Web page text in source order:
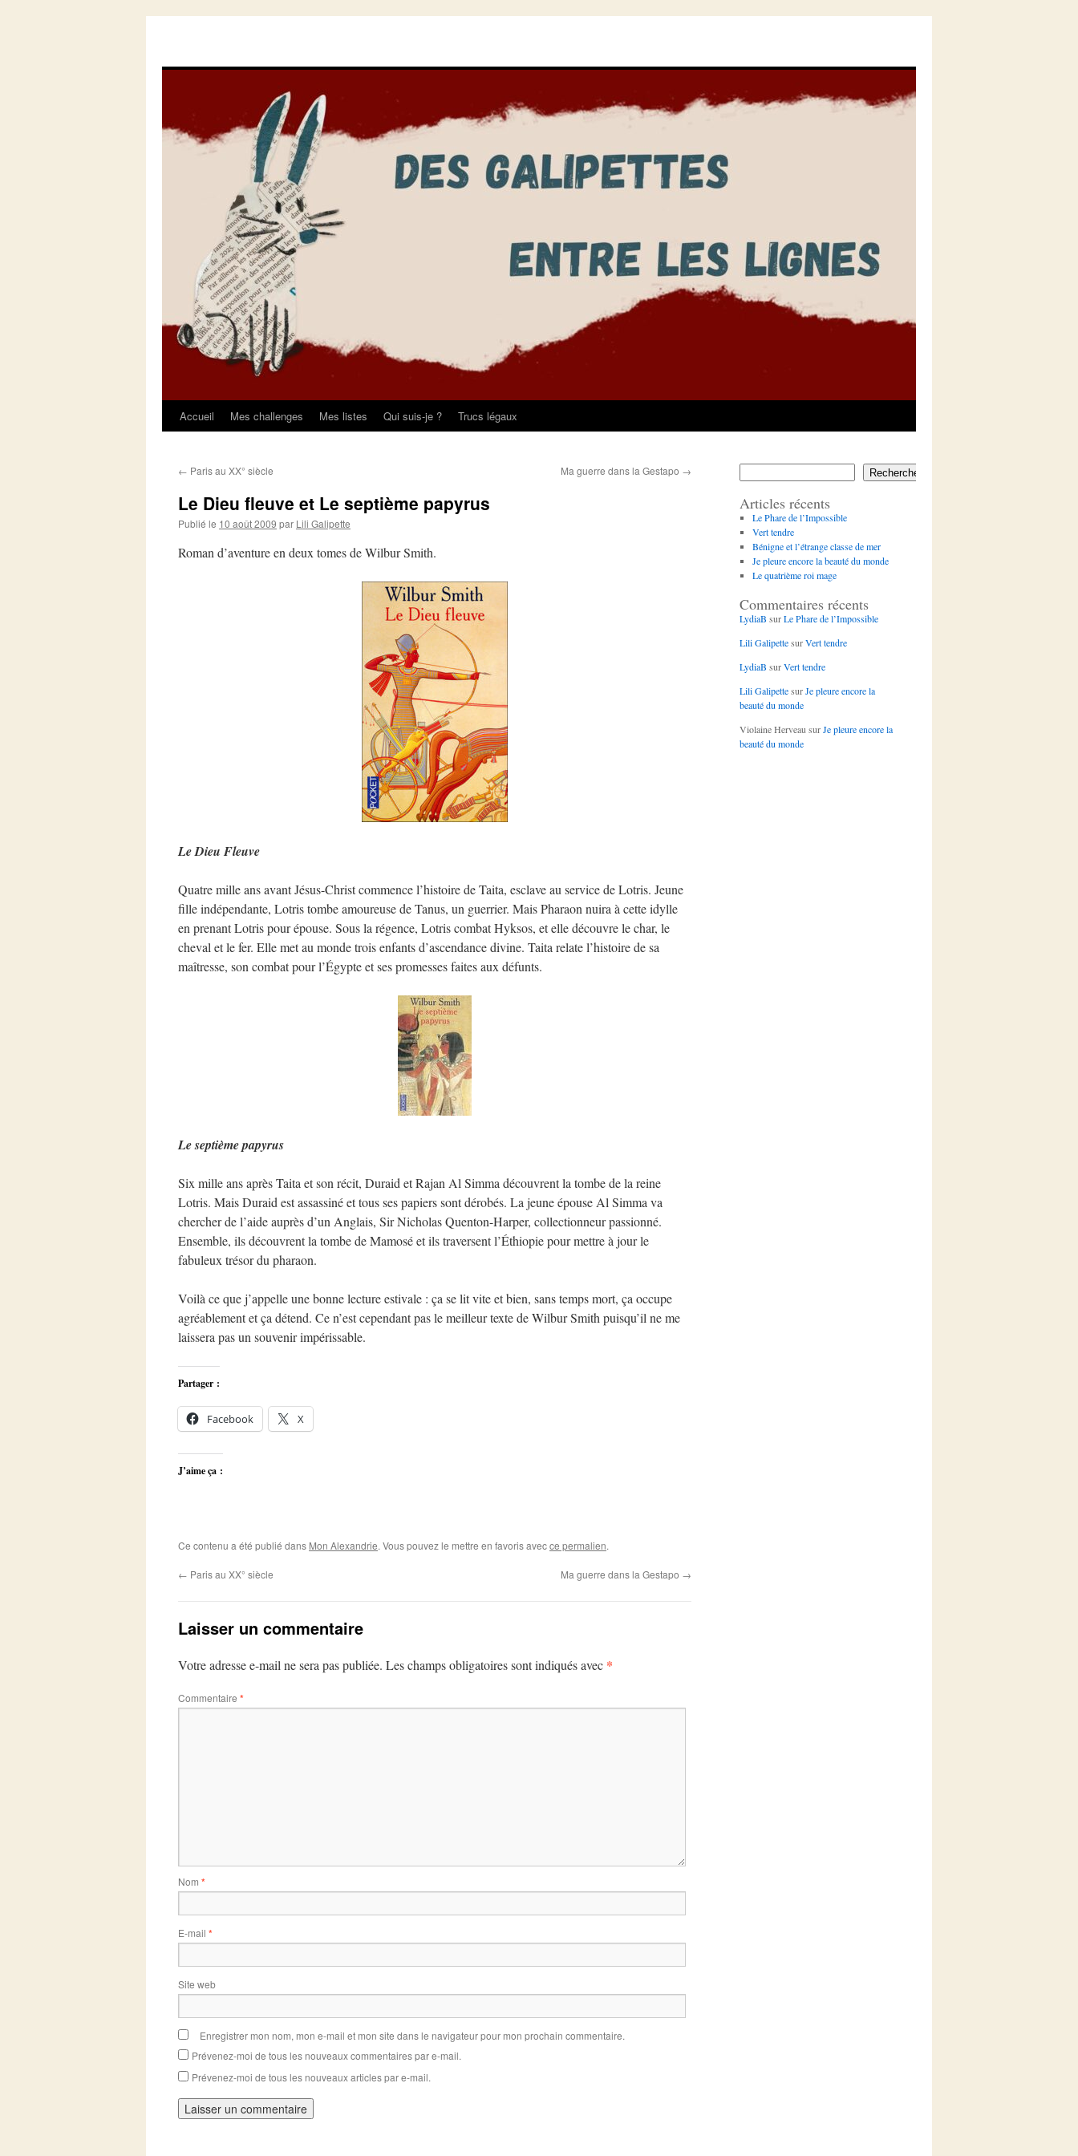
Aller
contenu
Accueil Mes challenges Mes listes Qui suis-je ? Trucs légaux
← Paris au XX° siècle Ma guerre dans la Gestapo →
Le Dieu fleuve et Le septième papyrus
Publié le 10 août 2009 par Lili Galipette
Roman d’aventure en deux tomes de Wilbur Smith.
Le Dieu Fleuve
Quatre mille ans avant Jésus-Christ commence l’histoire de Taita, esclave au service de Lotris. Jeune
fille indépendante, Lotris tombe amoureuse de Tanus, un guerrier. Mais Pharaon nuira à cette idylle
en prenant Lotris pour épouse. Sous la régence, Lotris combat Hyksos, et elle découvre le char, le
cheval et le fer. Elle met au monde trois enfants d’ascendance divine. Taita relate l’histoire de sa
maîtresse, son combat pour l’Égypte et ses promesses faites aux défunts.
Le septième papyrus
Six mille ans après Taita et son récit, Duraid et Rajan Al Simma découvrent la tombe de la reine
Lotris. Mais Duraid est assassiné et tous ses papiers sont dérobés. La jeune épouse Al Simma va
chercher de l’aide auprès d’un Anglais, Sir Nicholas Quenton-Harper, collectionneur passionné.
Ensemble, ils découvrent la tombe de Mamosé et ils traversent l’Éthiopie pour mettre à jour le
fabuleux trésor du pharaon.
Voilà ce que j’appelle une bonne lecture estivale : ça se lit vite et bien, sans temps mort, ça occupe
agréablement et ça détend. Ce n’est cependant pas le meilleur texte de Wilbur Smith puisqu’il ne me
laissera pas un souvenir impérissable.
Partager :
Facebook X
J’aime ça :
Ce contenu a été publié dans Mon Alexandrie. Vous pouvez le mettre en favoris avecce permalien.
← Paris au XX° siècle Ma guerre dans la Gestapo →
Laisser un commentaire
Votre adresse e-mail ne sera pas publiée. Les champs obligatoires sont indiqués avec *
Commentaire *
Nom *
E-mail *
Site web
Enregistrer mon nom, mon e-mail et mon site dans le navigateur pour mon prochain commentaire.
Prévenez-moi de tous les nouveaux commentaires par e-mail.
Prévenez-moi de tous les nouveaux articles par e-mail.
Rechercher
Articles récents
Le Phare de l’Impossible
Vert tendre
Bénigne et l’étrange classe de mer
Je pleure encore la beauté du monde
Le quatrième roi mage
Commentaires récents
LydiaB surLe Phare de l’Impossible
Lili GalipettesurVert tendre
LydiaB surVert tendre
Lili GalipettesurJe pleure encore la
beauté du monde
Violaine Herveau surJe pleure encore la
beauté du monde